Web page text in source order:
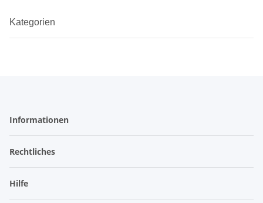
Kategorien
Informationen
Rechtliches
Hilfe